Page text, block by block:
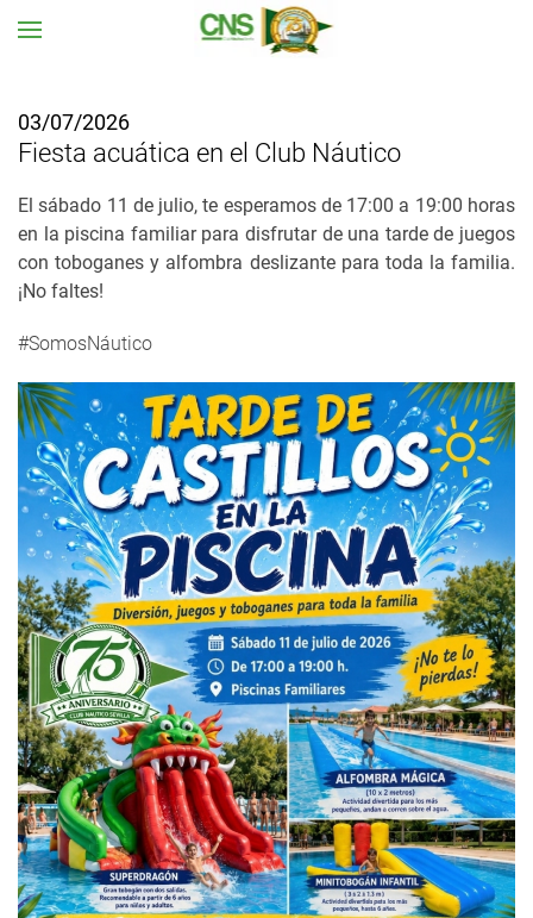
03/07/2026
Fiesta acuática en el Club Náutico
El sábado 11 de julio, te esperamos de 17:00 a 19:00 horas
en la piscina familiar para disfrutar de una tarde de juegos
contoboganes y alfombra deslizante para toda la familia.
¡No faltes!
#SomosNáutico